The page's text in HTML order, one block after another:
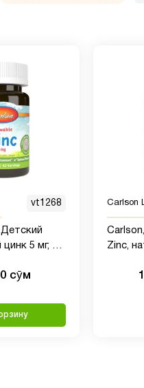
vt1268
5 мг, 42
сӯм
Carlson
Zinc,